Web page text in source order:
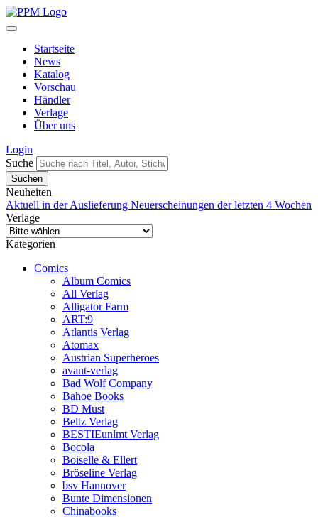
Startseite
News
Katalog
Vorschau
Händler
Verlage
Über uns
Login
Suche
Neuheiten
Aktuell in der Auslieferung Neuerscheinungen der letzten 4 Wochen
Verlage
Kategorien
Comics
Album Comics
All Verlag
Alligator Farm
ART:9
Atlantis Verlag
Atomax
Austrian Superheroes
avant-verlag
Bad Wolf Company
Bahoe Books
BD Must
Beltz Verlag
BESTIEunlmt Verlag
Bocola
Boiselle & Ellert
Bröseline Verlag
bsv Hannover
Bunte Dimensionen
Chinabooks